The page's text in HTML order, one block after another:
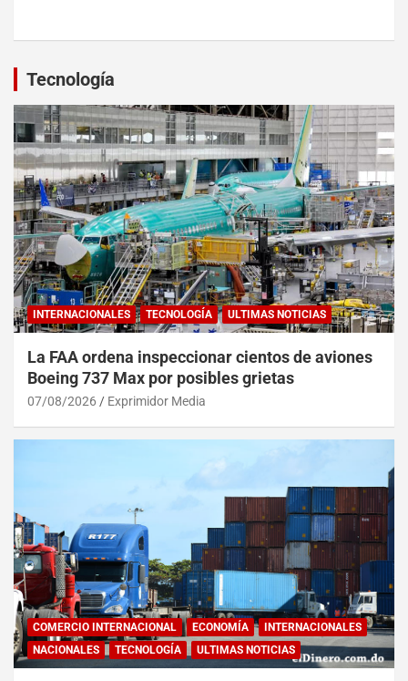
Tecnología
INTERNACIONALES TECNOLOGÍA ULTIMAS NOTICIAS
La FAA ordena inspeccionar cientos de aviones
Boeing 737 Max por posibles grietas
07/08/2026 Exprimidor Media
COMERCIO INTERNACIONAL ECONOMÍA
INTERNACIONALES
NACIONALES
TECNOLOGÍA ULTIMAS NOTICIAS